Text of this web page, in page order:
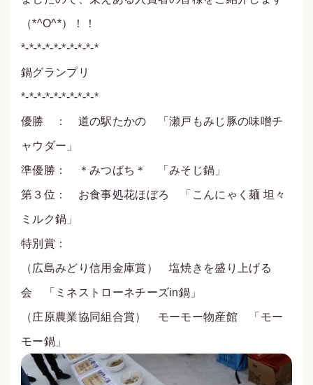
（*^O^*）！！
*-*-*-*-*-*-*-*-*-*
鍋グランプリ
*-*-*-*-*-*-*-*-*-*
優勝 ： 道の駅たかの 「瀬戸もみじ豚の味噌チ
ャウダー」
準優勝： ＊みつばち＊ 「みそじ鍋」
第３位： お食事処花ほぼろ 「こんにゃく麺 坦々
ミルク鍋」
特別賞：
（広島みどり信用金庫賞） 塩焼きを盛り上げる
会 「ミネストローネチーズin鍋」
（庄原農業協同組合賞） モーモー物産館 「モー
モー鍋」